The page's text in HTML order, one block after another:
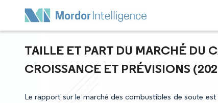
TAILLE ET PART DU MARCHÉ DU
CROISSANCE ET PRÉVISIONS
Le rapport sur le marché des combustibles de soute